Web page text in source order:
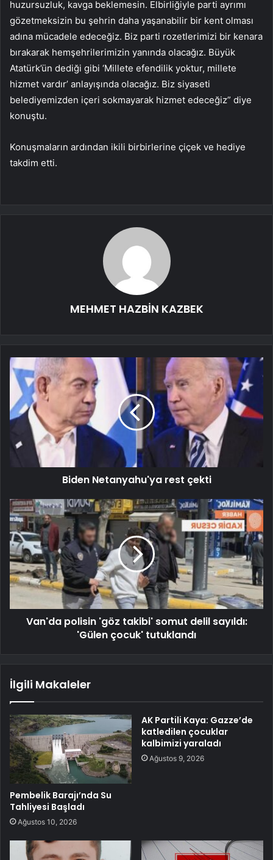
huzursuzluk, kavga beklemesin. Elbirliğiyle parti ayrımı
gözetmeksizin bu şehrin daha yaşanabilir bir kent olması
adına mücadele edeceğiz. Biz parti rozetlerimizi bir kenara
bırakarak hemşehrilerimizin yanında olacağız. Büyük
Atatürk’ün dediği gibi ‘Millete efendilik yoktur, millete
hizmet vardır’ anlayışında olacağız. Biz siyaseti
belediyemizden içeri sokmayarak hizmet edeceğiz” diye
konuştu.
Konuşmaların ardından ikili birbirlerine çiçek ve hediye
takdim etti.
MEHMET HAZBİN KAZBEK
Biden Netanyahu'ya rest çekti
Van'da polisin 'göz takibi' somut delil sayıldı:
'Gülen çocuk' tutuklandı
İlgili Makaleler
Pembelik Barajı’nda Su
Tahliyesi Başladı
Ağustos 10, 2026
AK Partili Kaya: Gazze’de
katledilen çocuklar
kalbimizi yaraladı
Ağustos 9, 2026